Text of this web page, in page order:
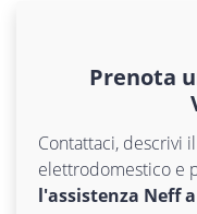
Prenota
Contattaci, descrivi
elettrodomestico e
l'assistenza Neff